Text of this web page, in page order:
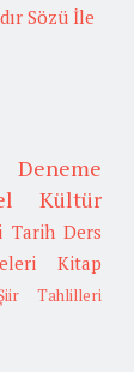
Sözü İle
Deneme
Kültür
Tarih Ders
Kitap
Tahlilleri